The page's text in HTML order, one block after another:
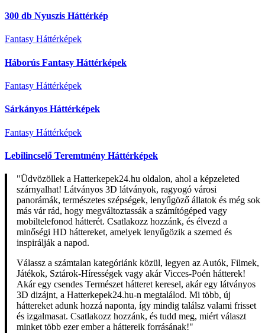
300 db Nyuszis Háttérkép
Fantasy Háttérképek
Háborús Fantasy Háttérképek
Fantasy Háttérképek
Sárkányos Háttérképek
Fantasy Háttérképek
Lebilincselő Teremtmény Háttérképek
"Üdvözöllek a Hatterkepek24.hu oldalon, ahol a képzeleted
szárnyalhat! Látványos 3D látványok, ragyogó városi
panorámák, természetes szépségek, lenyűgöző állatok és még sok
más vár rád, hogy megváltoztassák a számítógéped vagy
mobiltelefonod hátterét. Csatlakozz hozzánk, és élvezd a
minőségi HD háttereket, amelyek lenyűgözik a szemed és
inspirálják a napod.
Válassz a számtalan kategóriánk közül, legyen az Autók, Filmek,
Játékok, Sztárok-Hírességek vagy akár Vicces-Poén hátterek!
Akár egy csendes Természet hátteret keresel, akár egy látványos
3D dizájnt, a Hatterkepek24.hu-n megtalálod. Mi több, új
háttereket adunk hozzá naponta, így mindig találsz valami frisset
és izgalmasat. Csatlakozz hozzánk, és tudd meg, miért választ
minket több ezer ember a háttereik forrásának!"